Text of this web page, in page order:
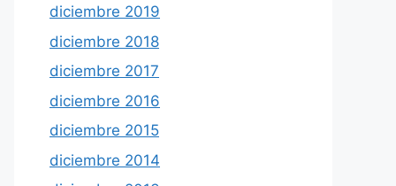
diciembre 2019
diciembre 2018
diciembre 2017
diciembre 2016
diciembre 2015
diciembre 2014